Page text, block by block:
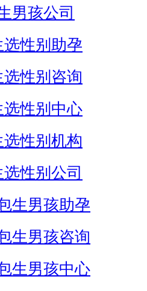
男孩公司
选性别助孕
选性别咨询
选性别中心
选性别机构
性别公司
生男孩助孕
生男孩咨询
生男孩中心